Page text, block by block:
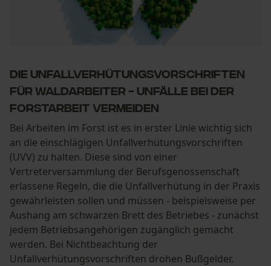
Die Unfallverhütungsvorschriften
für Waldarbeiter - Unfälle bei der
Forstarbeit vermeiden
Bei Arbeiten im Forst ist es in erster Linie wichtig sich
an die einschlägigen Unfallverhütungsvorschriften
(UVV) zu halten. Diese sind von einer
Vertreterversammlung der Berufsgenossenschaft
erlassene Regeln, die die Unfallverhütung in der Praxis
gewährleisten sollen und müssen - beispielsweise per
Aushang am schwarzen Brett des Betriebes - zunächst
jedem Betriebsangehörigen zugänglich gemacht
werden. Bei Nichtbeachtung der
Unfallverhütungsvorschriften drohen Bußgelder.